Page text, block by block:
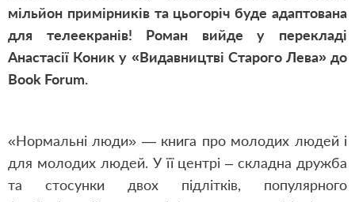
мільйон примірників та цьогоріч буде адаптована
для телеекранів! Роман вийде у перекладі
Анастасії Коник у «Видавництві Старого Лева» до
Book Forum.
«Нормальні люди» — книга про молодих людей і
для молодих людей. У її центрі – складна дружба
та стосунки двох підлітків, популярного